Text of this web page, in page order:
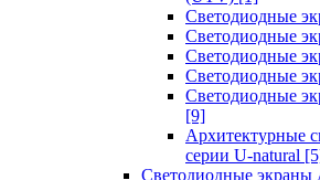
Светодиодные
Светодиодные
Светодиодные
Светодиодные
Светодиодные
[9]
Архитектурные
серии U-natural
Светодиодные экраны